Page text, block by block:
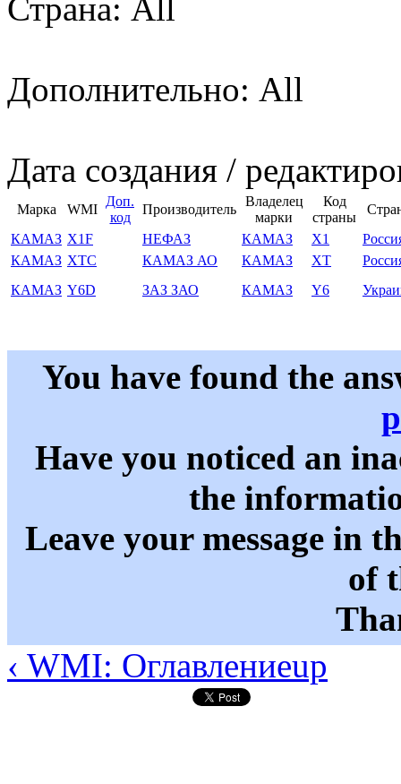
Страна: All
Дополнительно: All
Дата создания /
Марка WMI
Доп.
код
Производитель
Владелец
марки
Код
страны
КАМАЗ X1F НЕФАЗ КАМАЗ X1
КАМАЗ XTC КАМАЗ АО КАМАЗ XT
КАМАЗ Y6D ЗАЗ ЗАО КАМАЗ Y6
You have found the
Have you noticed an
the
Leave your message in
of
‹ WMI: Оглавлениеup